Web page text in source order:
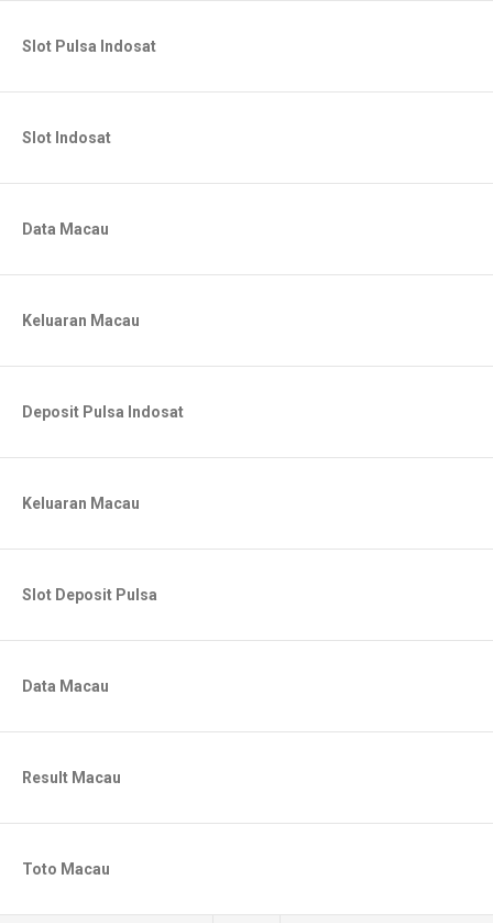
Slot Pulsa Indosat
Slot Indosat
Data Macau
Keluaran Macau
Deposit Pulsa Indosat
Keluaran Macau
Slot Deposit Pulsa
Data Macau
Result Macau
Toto Macau